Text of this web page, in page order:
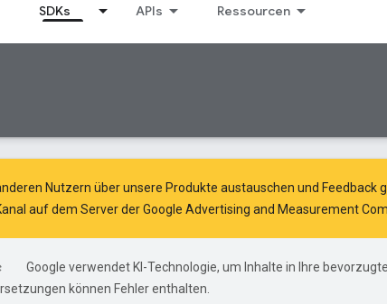
SDKs APIs Ressourcen
Nutzern über unsere Produkte austauschen und Feedback
auf dem Server derGoogle Advertising and Measurement
Google verwendet KI-Technologie, um Inhalte in Ihre
können Fehler enthalten.